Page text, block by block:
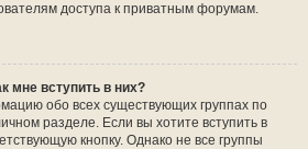
доступа к приватным форумам.
мне вступить в них?
обо всех существующих группах по
разделе. Если вы хотите вступить в
кнопку. Однако не все группы